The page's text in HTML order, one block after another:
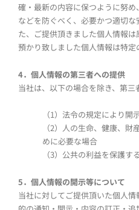
確・最新の内容に保つように努
などを防ぐべく、必要かつ適切
た、ご提供頂きました個人情報
預かり致しました個人情報は特定
4．個人情報の第三者への提供
当社は、以下の場合を除き、第三
（1）法令の規定により開
（2）人の生命、健康、
めに必要な場合
（3）公共の利益を保護す
5．個人情報の開示等について
当社に対してご提供頂いた個人